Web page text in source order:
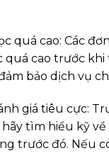
quá cao: Các
quá cao trước
bảo dịch vụ
giá tiêu cực:
hãy tìm hiểu kỹ
trước đó. Nếu